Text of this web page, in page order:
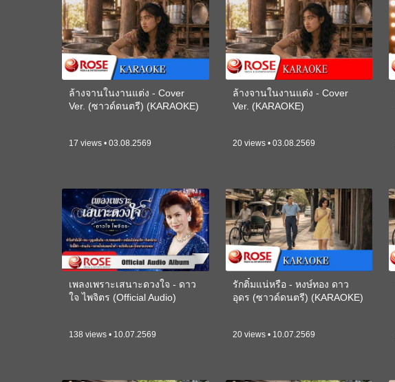
ล้างจานในงานแต่ง - Cover
Ver. (ซาวด์ดนตรี) (KARAOKE)
17 views • 03.08.2569
ล้างจานในงานแต่ง - Cover
Ver. (KARAOKE)
20 views • 03.08.2569
เพลงเพราะเสนาะดวงใจ - ดาว
ใจ ไพจิตร (Official Audio)
138 views • 10.07.2569
รักติ๋มแน่หรือ - หงษ์ทอง ดาว
อุดร (ซาวด์ดนตรี) (KARAOKE)
20 views • 10.07.2569